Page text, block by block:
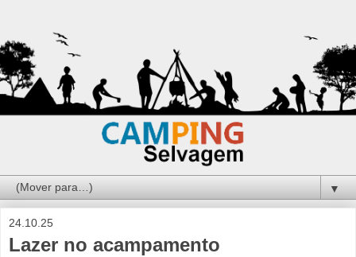
▼
24.10.25
Lazer no acampamento